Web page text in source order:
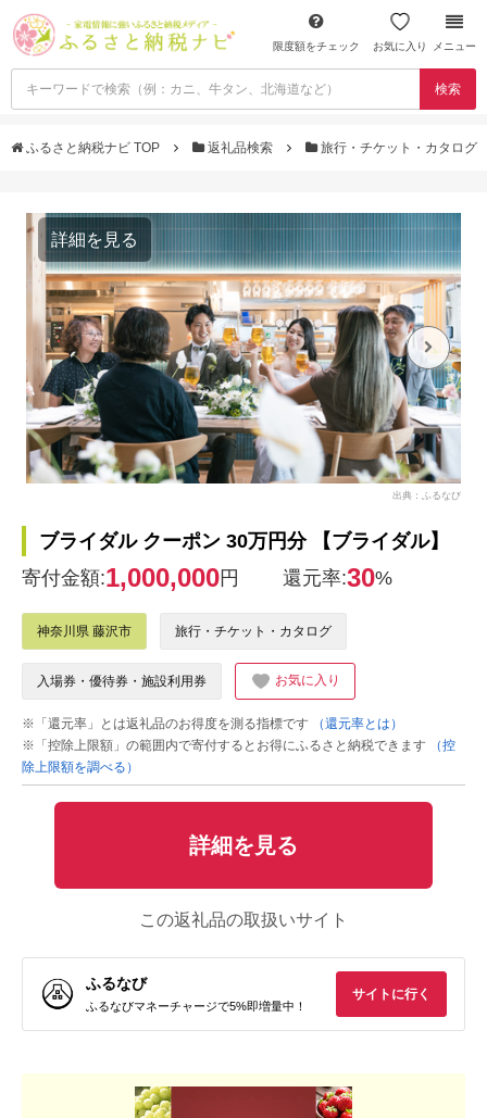
限度額をチェック お気に入り メニュー
検索
ふるさと納税ナビ TOP 返礼品検索 旅行・チケット・カタログ
詳細を見る
出典：ふるなび
ブライダル クーポン 30万円分 【ブライダル】
寄付金額:1,000,000円 還元率:30%
神奈川県 藤沢市 旅行・チケット・カタログ
入場券・優待券・施設利用券 お気に入り
※「還元率」とは返礼品のお得度を測る指標です
（還元率とは）
※「控除上限額」の範囲内で寄付するとお得にふるさと納税できます
（控
除上限額を調べる）
詳細を見る
この返礼品の取扱いサイト
ふるなび
ふるなびマネーチャージで5%即増量中！
サイトに行く